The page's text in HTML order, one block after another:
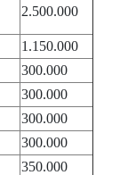
2.500.000
1.150.000
300.000
300.000
300.000
300.000
350.000